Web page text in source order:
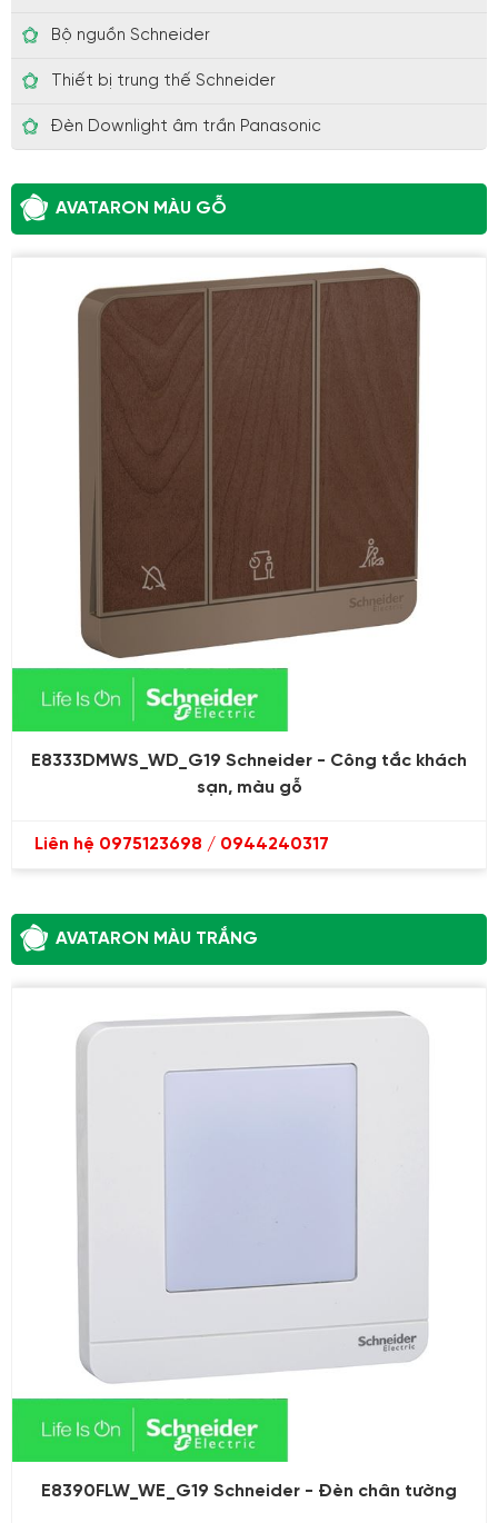
Bộ nguồn Schneider
Thiết bị trung thế Schneider
Đèn Downlight âm trần Panasonic
AVATARON MÀU GỖ
E8333DMWS_WD_G19 Schneider - Công tắc khách
sạn, màu gỗ
Liên hệ 0975123698 / 0944240317
AVATARON MÀU TRẮNG
E8390FLW_WE_G19 Schneider - Đèn chân tường